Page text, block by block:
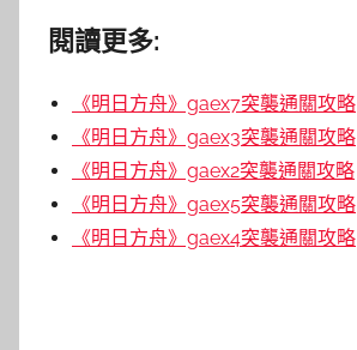
閱讀更多:
《明日方舟》gaex7突襲通關攻略
《明日方舟》gaex3突襲通關攻略
《明日方舟》gaex2突襲通關攻略
《明日方舟》gaex5突襲通關攻略
《明日方舟》gaex4突襲通關攻略